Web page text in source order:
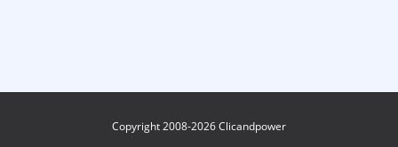
Copyright 2008-2026 Clicandpower